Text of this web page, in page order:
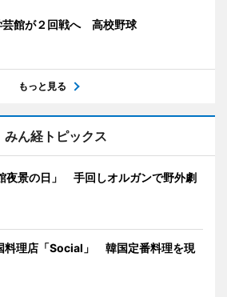
芸館が２回戦へ 高校野球
もっと見る
みん経トピックス
夜景の日」 手回しオルガンで野外劇
料理店「Social」 韓国定番料理を現